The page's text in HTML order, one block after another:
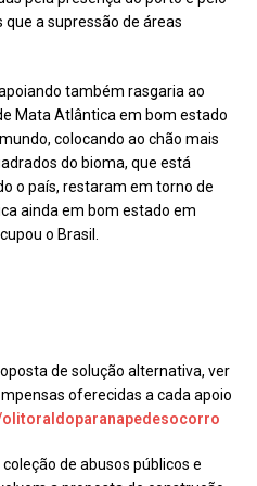
a supressão de áreas
também rasgaria ao
Mata Atlântica em bom estado
colocando ao chão mais
do bioma, que está
o país, restaram em torno de
ainda em bom estado em
o Brasil.
de solução alternativa, ver
oferecidas a cada apoio
de abusos públicos e